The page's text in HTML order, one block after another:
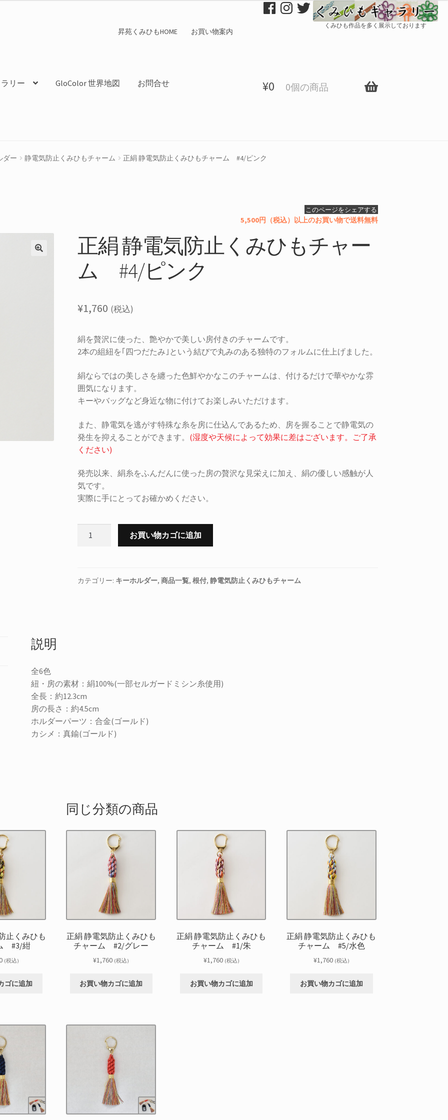
昇苑くみひもHOME お買い物案内
リー GloColor 世界地図 お問合せ ¥0 0個の商品
くみひも作品を多く展示しております
ダー 静電気防止くみひもチャーム 正絹 静電気防止くみひもチャーム #4/ピンク
このページをシェアする
5,500円（税込）以上のお買い物で送料無料
正絹 静電気防止くみひもチャー
ム #4/ピンク
¥1,760 (税込)
絹を贅沢に使った、艶やかで美しい房付きのチャームです。
2本の組紐を｢四つだたみ｣という結びで丸みのある独特のフォルムに仕上げました。
絹ならではの美しさを纏った色鮮やかなこのチャームは、付けるだけで華やかな雰
囲気になります。
キーやバッグなど身近な物に付けてお楽しみいただけます。
また、静電気を逃がす特殊な糸を房に仕込んであるため、房を握ることで静電気の
発生を抑えることができます。 (湿度や天候によって効果に差はございます。ご了承
ください)
発売以来、絹糸をふんだんに使った房の贅沢な見栄えに加え、絹の優しい感触が人
気です。
実際に手にとってお確かめください。
気
ャ
ム
#4/
ピ
お買い物カゴに追加
カテゴリー: キーホルダー, 商品一覧, 根付, 静電気防止くみひもチャーム
説明
全6色
紐・房の素材：絹100%(一部セルガードミシン糸使用)
全長：約12.3cm
房の長さ：約4.5cm
ホルダーパーツ：合金(ゴールド)
カシメ：真鍮(ゴールド)
同じ分類の商品
止くみひも
#3/紺
(税込)
ゴに追加
正絹 静電気防止くみひも
チャーム #2/グレー
¥1,760 (税込)
お買い物カゴに追加
正絹 静電気防止くみひも
チャーム #1/朱
¥1,760 (税込)
お買い物カゴに追加
正絹 静電気防止くみひも
チャーム #5/水色
¥1,760 (税込)
お買い物カゴに追加